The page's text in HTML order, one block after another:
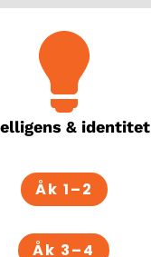
& identitet
Åk 1–2
Åk 3–4